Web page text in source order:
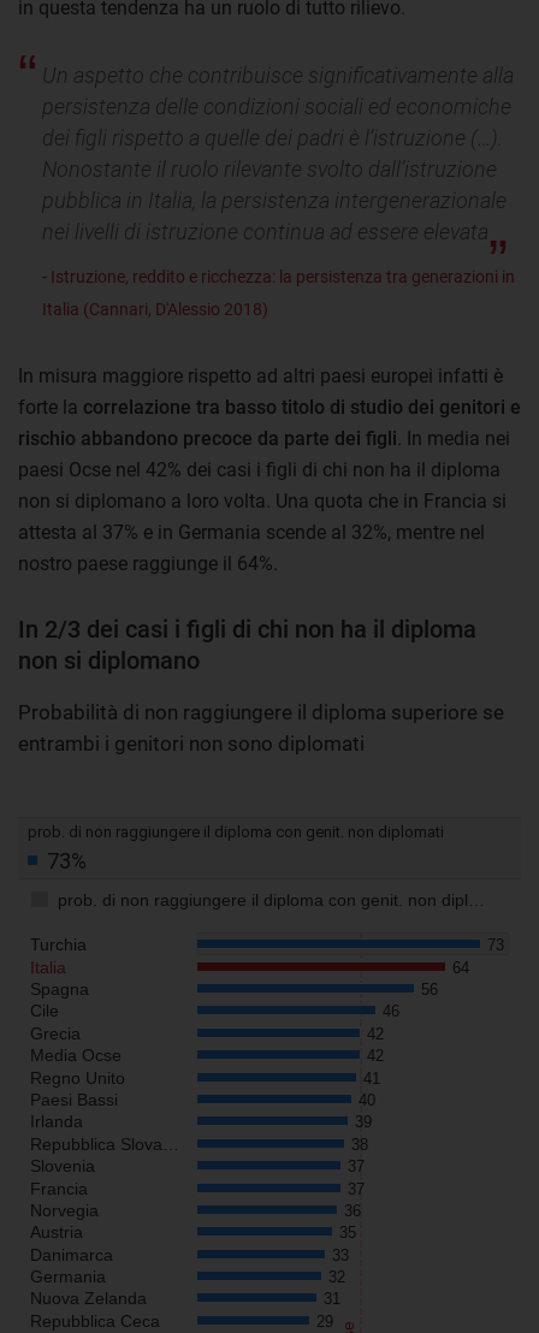
in questa tendenza ha un ruolo di tutto rilievo.
Un aspetto che contribuisce significativamente alla
persistenza delle condizioni sociali ed economiche
dei figli rispetto a quelle dei padri è l’istruzione (…).
Nonostante il ruolo rilevante svolto dall’istruzione
pubblica in Italia, la persistenza intergenerazionale
nei livelli di istruzione continua ad essere elevata
- Istruzione, reddito e ricchezza: la persistenza tra generazioni in
Italia (Cannari, D'Alessio 2018)
In misura maggiore rispetto ad altri paesi europei infatti è
forte la correlazione tra basso titolo di studio dei genitori e
rischio abbandono precoce da parte dei figli. In media nei
paesi Ocse nel 42% dei casi i figli di chi non ha il diploma
non si diplomano a loro volta. Una quota che in Francia si
attesta al 37% e in Germania scende al 32%, mentre nel
nostro paese raggiunge il 64%.
In 2/3 dei casi i figli di chi non ha il diploma
non si diplomano
Probabilità di non raggiungere il diploma superiore se
entrambi i genitori non sono diplomati